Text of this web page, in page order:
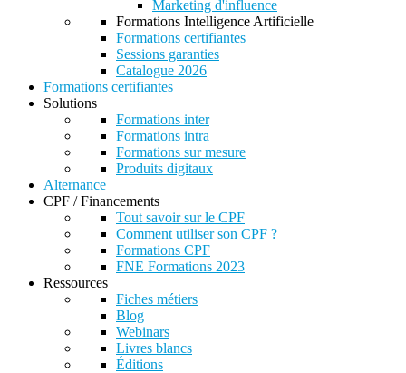
Marketing d'influence
Formations Intelligence Artificielle
Formations certifiantes
Sessions garanties
Catalogue 2026
Formations certifiantes
Solutions
Formations inter
Formations intra
Formations sur mesure
Produits digitaux
Alternance
CPF / Financements
Tout savoir sur le CPF
Comment utiliser son CPF ?
Formations CPF
FNE Formations 2023
Ressources
Fiches métiers
Blog
Webinars
Livres blancs
Éditions